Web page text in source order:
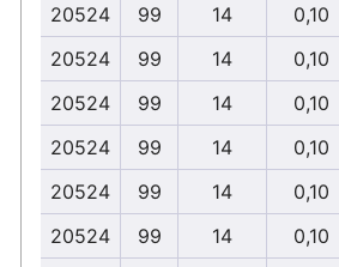
20524
99 14
0,10
20524
99 14
0,10
20524
99 14
0,10
20524
99 14
0,10
20524
99 14
0,10
20524
99 14
0,10